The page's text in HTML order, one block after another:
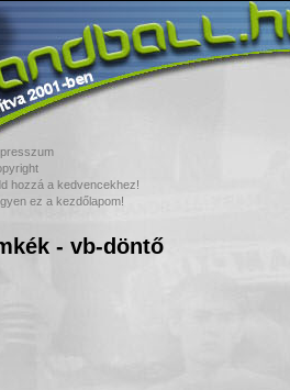
hozzá a kedvencekhez!
ez a kezdőlapom!
- vb-döntő